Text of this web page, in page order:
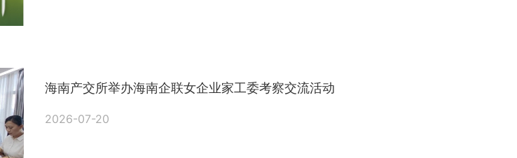
海南产交所举办海南企联女企业家工委考察交流活动
2026-07-20